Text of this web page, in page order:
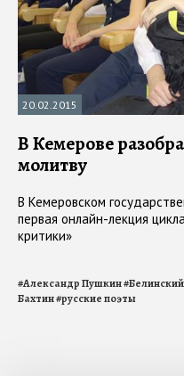
20.02.2015
В Кемерове
молитву
В Кемеровском
первая онлайн-лекция
критики»
#Александр Пушкин#Белинский
Бахтин#русские поэты